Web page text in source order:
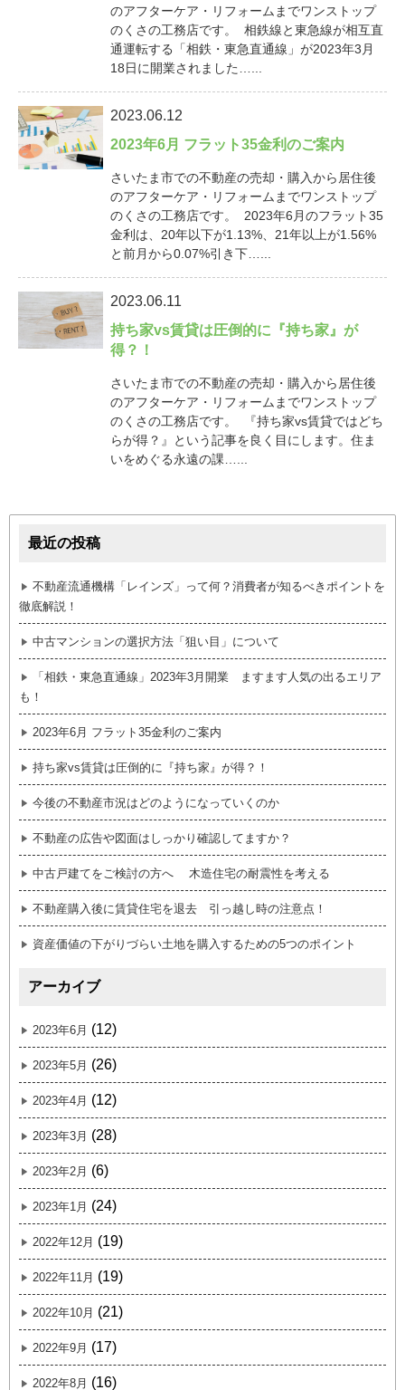
のアフターケア・リフォームまでワンストップ
のくさの工務店です。 相鉄線と東急線が相互直
通運転する「相鉄・東急直通線」が2023年3月
18日に開業されました…...
2023.06.12
2023年6月 フラット35金利のご案内
さいたま市での不動産の売却・購入から居住後
のアフターケア・リフォームまでワンストップ
のくさの工務店です。 2023年6月のフラット35
金利は、20年以下が1.13%、21年以上が1.56%
と前月から0.07%引き下…...
2023.06.11
持ち家vs賃貸は圧倒的に『持ち家』が
得？！
さいたま市での不動産の売却・購入から居住後
のアフターケア・リフォームまでワンストップ
のくさの工務店です。 『持ち家vs賃貸ではどち
らが得？』という記事を良く目にします。住ま
いをめぐる永遠の課…...
最近の投稿
不動産流通機構「レインズ」って何？消費者が知るべきポイントを
徹底解説！
中古マンションの選択方法「狙い目」について
「相鉄・東急直通線」2023年3月開業 ますます人気の出るエリア
も！
2023年6月 フラット35金利のご案内
持ち家vs賃貸は圧倒的に『持ち家』が得？！
今後の不動産市況はどのようになっていくのか
不動産の広告や図面はしっかり確認してますか？
中古戸建てをご検討の方へ 木造住宅の耐震性を考える
不動産購入後に賃貸住宅を退去 引っ越し時の注意点！
資産価値の下がりづらい土地を購入するための5つのポイント
アーカイブ
2023年6月 (12)
2023年5月 (26)
2023年4月 (12)
2023年3月 (28)
2023年2月 (6)
2023年1月 (24)
2022年12月 (19)
2022年11月 (19)
2022年10月 (21)
2022年9月 (17)
2022年8月 (16)